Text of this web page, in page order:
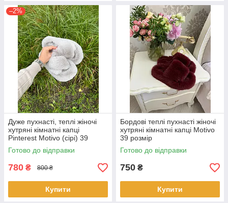
–2%
Дуже пухнасті, теплі жіночі
хутряні кімнатні капці
Pinterest Motivo (сірі) 39
розмір
Готово до відправки
780 ₴ 800 ₴
Купити
Бордові теплі пухнасті жіночі
хутряні кімнатні капці Motivo
39 розмір
Готово до відправки
750 ₴
Купити